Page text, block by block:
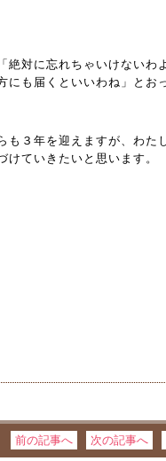
絶対に忘れちゃいけない
にも届くといいわね」と
も３年を迎えますが、わ
ていきたいと思います。
前の記事へ 次の記事へ